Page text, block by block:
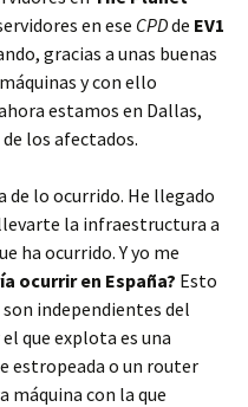
en ese CPDde EV1
gracias a unas buenas
y con ello
estamos en Dallas,
los afectados.
de lo ocurrido. He llegado
la infraestructura a
ha ocurrido. Y yo me
ocurrir en España? Esto
independientes del
que explota es una
estropeada o un router
máquina con la que